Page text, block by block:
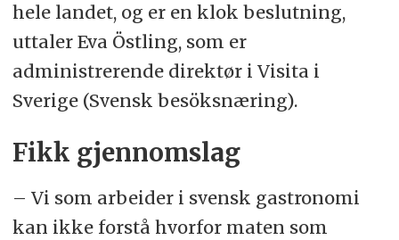
hele landet, og er en klok beslutning,
uttaler Eva Östling, som er
administrerende direktør i Visita i
Sverige (Svensk besöksnæring).
Fikk gjennomslag
– Vi som arbeider i svensk gastronomi
kan ikke forstå hvorfor maten som